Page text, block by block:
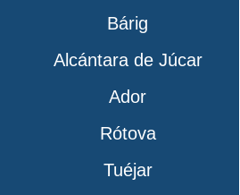
Bárig
Alcántara de Júcar
Ador
Rótova
Tuéjar